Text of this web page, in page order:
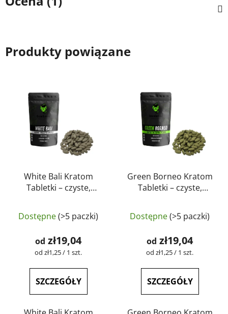
Produkty powiązane
White Bali Kratom
Tabletki – czyste,
GreenGuru
Dostępne(>5 paczki)
od zł19,04
Cena
od zł1,25 / 1 szt.
SZCZEGÓŁY
Green Borneo Kratom
Tabletki – czyste,
GreenGuru
Dostępne(>5 paczki)
od zł19,04
Cena
od zł1,25 / 1 szt.
SZCZEGÓŁY